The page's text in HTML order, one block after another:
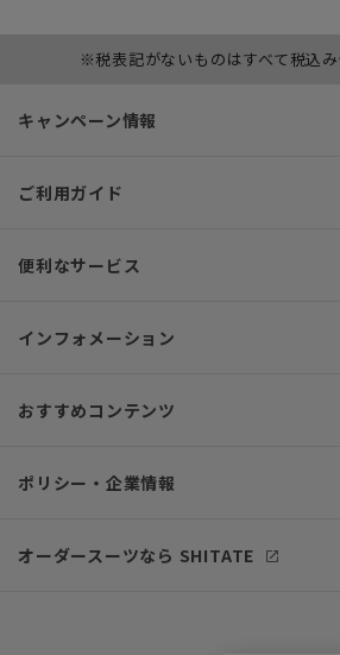
※税表記がないものはすべて税込
キャンペーン情報
ご利用ガイド
便利なサービス
インフォメーション
おすすめコンテンツ
ポリシー・企業情報
オーダースーツなら SHITATE